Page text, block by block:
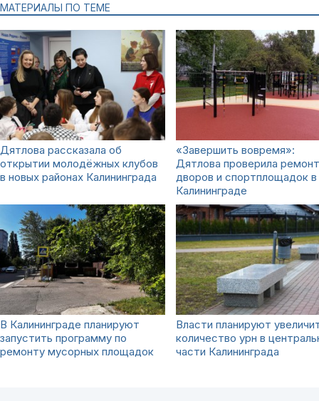
МАТЕРИАЛЫ ПО ТЕМЕ
Дятлова рассказала об
открытии молодёжных клубов
в новых районах Калининграда
«Завершить вовремя»:
Дятлова проверила ремонт
дворов и спортплощадок в
Калининграде
В Калининграде планируют
запустить программу по
ремонту мусорных площадок
Власти планируют
количество урн в
части Калининграда